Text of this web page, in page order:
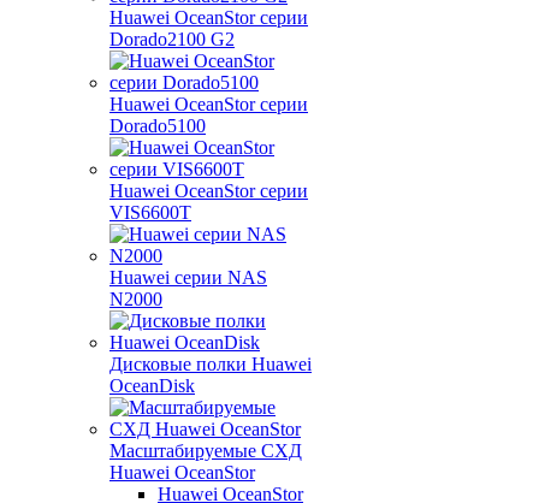
Huawei OceanStor серии
Dorado2100 G2
Huawei OceanStor серии
Dorado5100
Huawei OceanStor серии
VIS6600T
Huawei серии NAS
N2000
Дисковые полки Huawei
OceanDisk
Масштабируемые СХД
Huawei OceanStor
Huawei OceanStor